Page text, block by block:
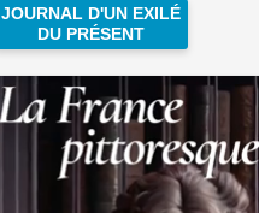
JOURNAL D'UN EXILÉ
DU PRÉSENT